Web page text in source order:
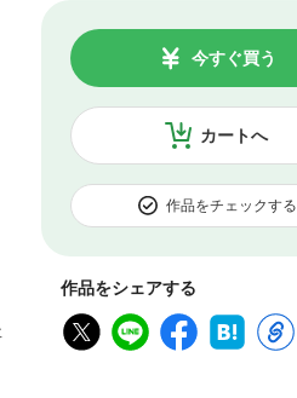
カートへ
今すぐ買う
作品をチェックする
作品をシェアする